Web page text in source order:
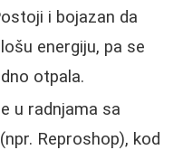
i bojazan da
energiju, pa se
otpala.
u radnjama sa
Reproshop), kod